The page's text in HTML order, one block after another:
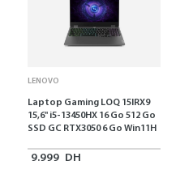
LENOVO
Laptop Gaming LOQ 15IRX9
15,6'' i5-13450HX 16 Go 512 Go
SSD GC RTX3050 6 Go Win11H
9.999 DH